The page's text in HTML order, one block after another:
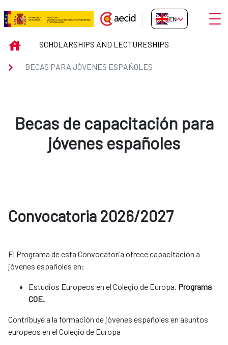
Skip to Main Content
Becas para jóvenes españoles
EN-GB
INICIOSCHOLARSHIPS AND LECTURESHIPS
BECAS PARA JÓVENES ESPAÑOLES
Becas de capacitación para
jóvenes españoles
Convocatoria 2026/2027
El Programa de esta Convocatoria ofrece capacitación a
jóvenes españoles en:
Estudios Europeos en el Colegio de Europa. Programa
COE.
Contribuye a la formación de jóvenes españoles en asuntos
europeos en el Colegio de Europa